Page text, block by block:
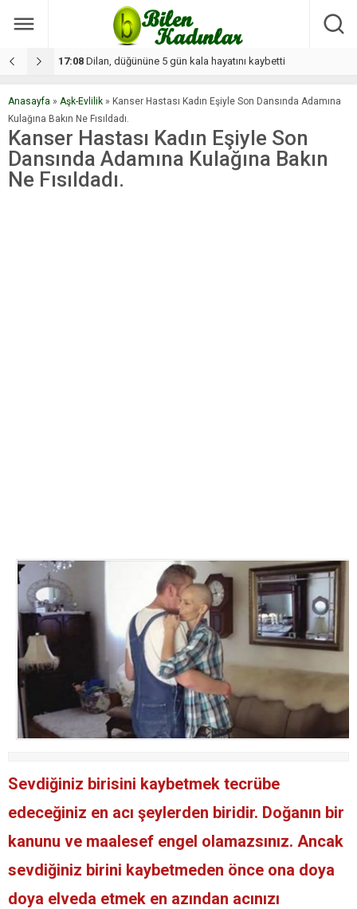
17:08 Dilan, düğününe 5 gün kala hayatını kaybetti
Anasayfa » Aşk-Evlilik » Kanser Hastası Kadın Eşiyle Son Dansında Adamına
Kulağına Bakın Ne Fısıldadı.
Kanser Hastası Kadın Eşiyle Son
Dansında Adamına Kulağına Bakın
Ne Fısıldadı.
Sevdiğiniz birisini kaybetmek tecrübe
edeceğiniz en acı şeylerden biridir. Doğanın bir
kanunu ve maalesef engel olamazsınız. Ancak
sevdiğiniz birini kaybetmeden önce ona doya
doya elveda etmek en azından acınızı